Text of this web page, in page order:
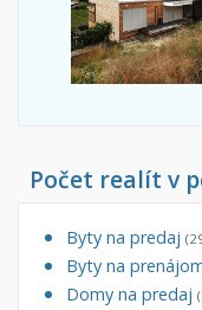
Počet realít v
Byty na predaj
Byty na
Domy na predaj